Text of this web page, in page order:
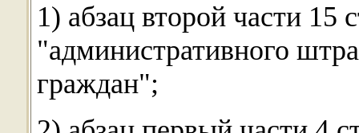
1) абзац второй части 15
"административного
граждан";